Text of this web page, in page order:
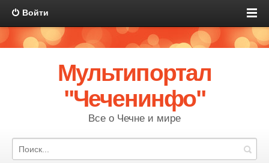
Войти
Мультипортал
"Чеченинфо"
Все о Чечне и мире